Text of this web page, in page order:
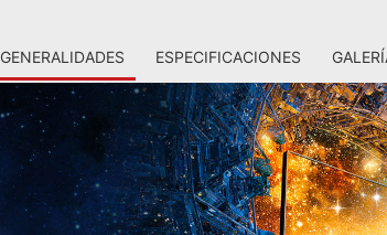
GENERALIDADES ESPECIFICACIONES